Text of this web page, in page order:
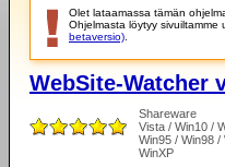
Olet lataamassa tämän
Ohjelmasta löytyy sivuiltamme
betaversio)
WebSite-Watcher
Shareware
Vista / Win10 /
Win95 / Win98 /
WinXP